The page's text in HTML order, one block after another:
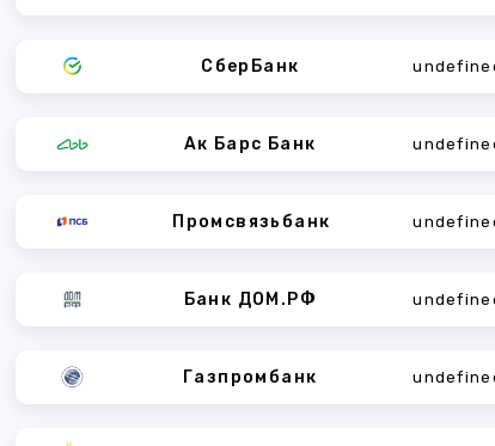
СберБанк
Ак Барс Банк
Промсвязьбанк
Банк ДОМ.РФ
Газпромбанк